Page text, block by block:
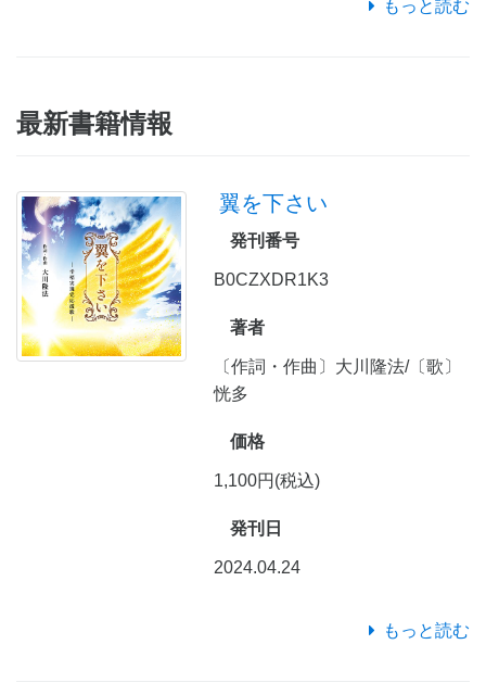
もっと読む
最新書籍情報
翼を下さい
発刊番号
B0CZXDR1K3
著者
〔作詞・作曲〕大川隆法/〔歌〕
恍多
価格
1,100円(税込)
発刊日
2024.04.24
もっと読む